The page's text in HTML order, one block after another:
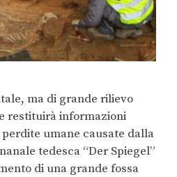
ma di grande rilievo
restituirà informazioni
umane causate dalla
tedesca “Der Spiegel”
di una grande fossa